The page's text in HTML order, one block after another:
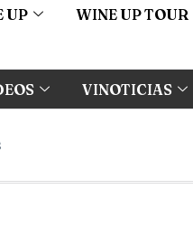
UP WINE UP TOUR
VINOTICIAS